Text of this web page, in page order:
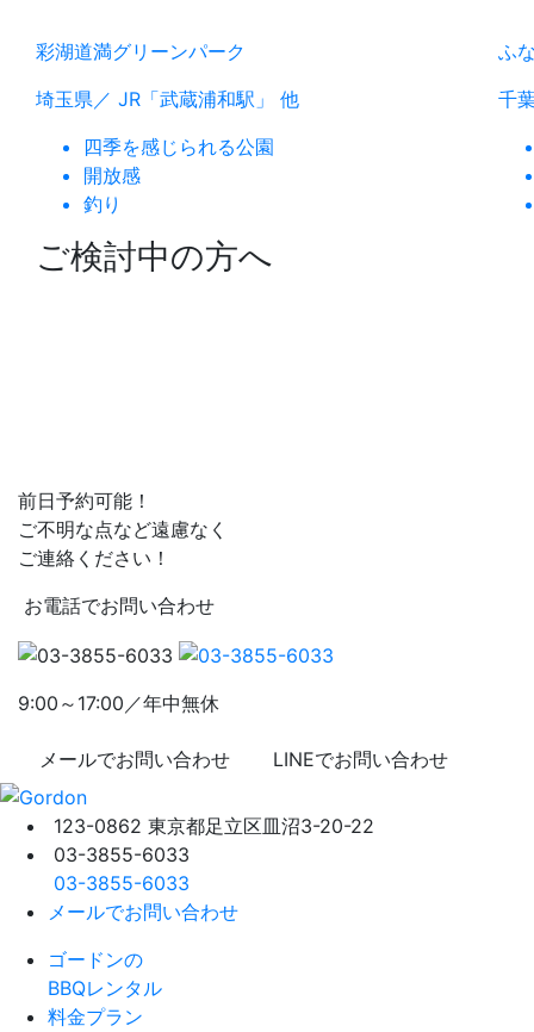
彩湖道満グリーンパーク
埼玉県／ JR「武蔵浦和駅」 他
四季を感じられる公園
開放感
釣り
ふ
千
ご検討中の方へ
前日予約可能！
ご不明な点など遠慮なく
ご連絡ください！
お電話でお問い合わせ
9:00～17:00／年中無休
メールでお問い合わせ LINEでお問い合わせ
123-0862 東京都足立区皿沼3-20-22
03-3855-6033
03-3855-6033
メールでお問い合わせ
ゴードンの
BBQレンタル
料金プラン